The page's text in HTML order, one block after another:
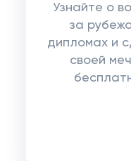
Узнайте о
за
дипломах и
своей